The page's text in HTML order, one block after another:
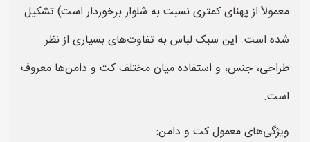
معمولاً از پهنای کمتری نسبت به شلوار برخوردار است) تشکیل
شده است. این سبک لباس به تفاوت‌های بسیاری از نظر
طراحی، جنس، و استفاده میان مختلف کت و دامن‌ها معروف
است.
ویژگی‌های معمول کت و دامن: